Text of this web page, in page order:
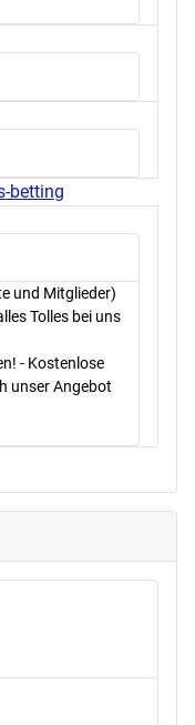
betting
und Mitglieder)
Tolles bei uns
- Kostenlose
unser Angebot